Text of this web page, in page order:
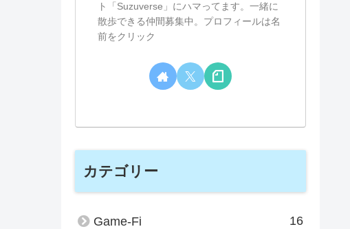
ト「Suzuverse」にハマってます。一緒に
散歩できる仲間募集中。プロフィールは名
前をクリック
カテゴリー
Game-Fi 16